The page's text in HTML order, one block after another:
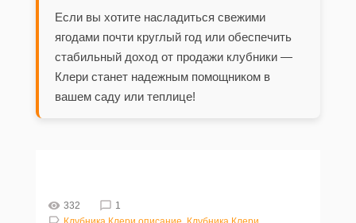
Если вы хотите насладиться свежими
ягодами почти круглый год или обеспечить
стабильный доход от продажи клубники —
Клери станет надежным помощником в
вашем саду или теплице!
332
1